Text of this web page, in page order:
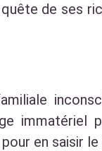
de ses
immatériel
en saisir